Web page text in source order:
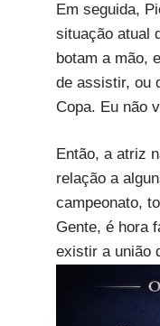
Em seguida,
situação atual
botam a mão,
de assistir, ou
Copa. Eu não
Então, a atriz
relação a
campeonato,
Gente, é hora
existir a união